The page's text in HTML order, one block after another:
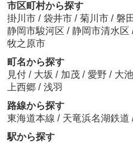
市区町村から探す
掛川市 / 袋井市 / 菊川市 / 磐
静岡市駿河区 / 静岡市清水区
牧之原市
町名から探す
見付 / 大坂 / 加茂 / 愛野 / 大池
上西郷 / 浅羽
路線から探す
東海道本線 / 天竜浜名湖鉄道
駅から探す